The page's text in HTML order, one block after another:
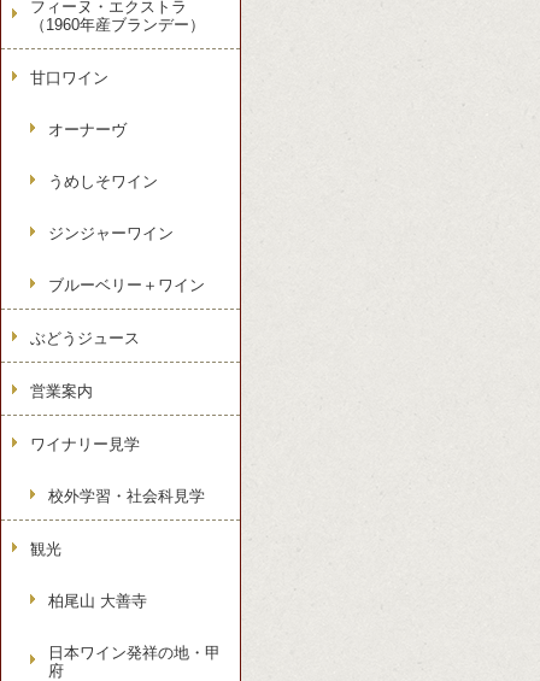
フィーヌ・エクストラ
（1960年産ブランデー）
甘口ワイン
オーナーヴ
うめしそワイン
ジンジャーワイン
ブルーベリー＋ワイン
ぶどうジュース
営業案内
ワイナリー見学
校外学習・社会科見学
観光
柏尾山 大善寺
日本ワイン発祥の地・甲
府